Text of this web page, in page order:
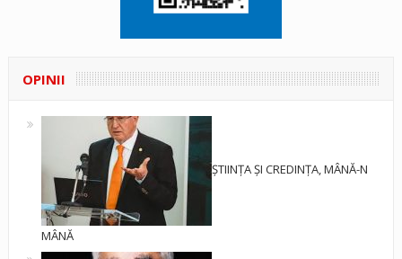
OPINII
ȘTIINȚA ȘI CREDINȚA, MÂNĂ-N
MÂNĂ